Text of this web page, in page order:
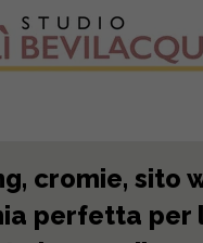
cromie, sito
perfetta per